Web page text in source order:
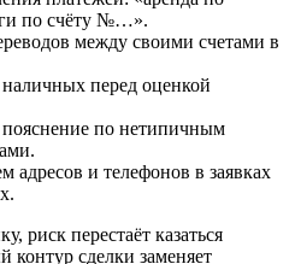
по счёту №…».
между своими счетами в
перед оценкой
пояснение по нетипичным
адресов и телефонов в заявках
риск перестаёт казаться
сделки заменяет